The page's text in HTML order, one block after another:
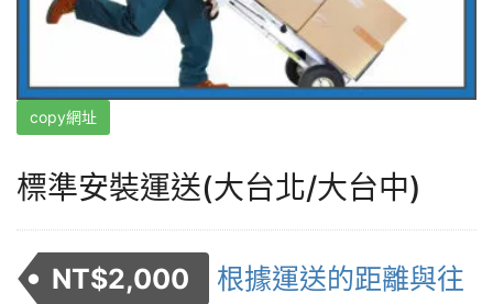
copy網址
標準安裝運送(大台北/大台中)
NT$2,000
根據運送的距離與往